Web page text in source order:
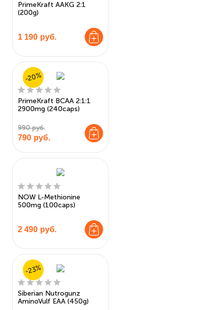
PrimeKraft AAKG 2:1
(200g)
1 190 руб.
PrimeKraft BCAA 2:1:1
2900mg (240caps)
990 руб.
790 руб.
-20%
NOW L-Methionine
500mg (100caps)
2 490 руб.
Siberian Nutrogunz
AminoVulf EAA (450g)
-23%